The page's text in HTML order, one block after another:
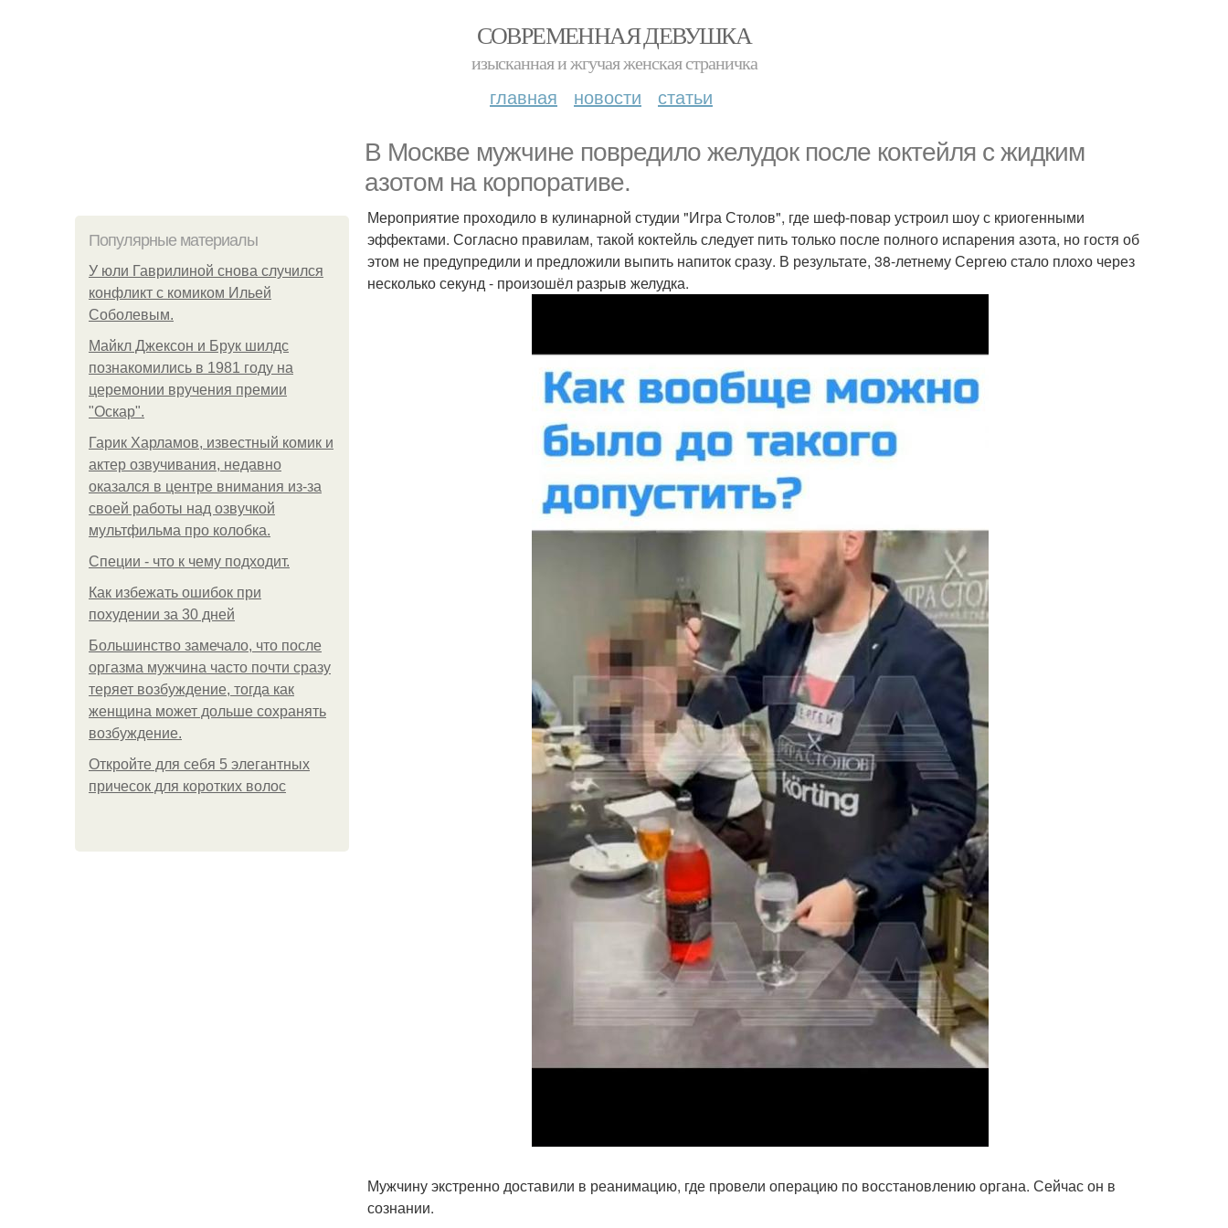
СОВРЕМЕННАЯ ДЕВУШКА
изысканная и жгучая женская страничка
главная новости статьи
В Москве мужчине повредило желудок после коктейля с жидким
азотом на корпоративе.
Популярные материалы
У юли Гаврилиной снова случился
конфликт с комиком Ильей
Соболевым.
Майкл Джексон и Брук шилдс
познакомились в 1981 году на
церемонии вручения премии
"Оскар".
Гарик Харламов, известный комик и
актер озвучивания, недавно
оказался в центре внимания из-за
своей работы над озвучкой
мультфильма про колобка.
Специи - что к чему подходит.
Как избежать ошибок при
похудении за 30 дней
Большинство замечало, что после
оргазма мужчина часто почти сразу
теряет возбуждение, тогда как
женщина может дольше сохранять
возбуждение.
Откройте для себя 5 элегантных
причесок для коротких волос
Мероприятие проходило в кулинарной студии "Игра Столов", где шеф-повар устроил шоу с криогенными
эффектами. Согласно правилам, такой коктейль следует пить только после полного испарения азота, но гостя об
этом не предупредили и предложили выпить напиток сразу. В результате, 38-летнему Сергею стало плохо через
несколько секунд - произошёл разрыв желудка.
Мужчину экстренно доставили в реанимацию, где провели операцию по восстановлению органа. Сейчас он в
сознании.